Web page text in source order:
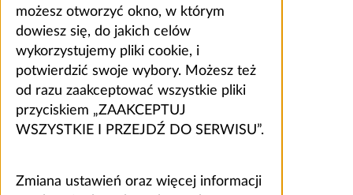
możesz otworzyć okno, w którym
dowiesz się, do jakich celów
wykorzystujemy pliki cookie, i
potwierdzić swoje wybory. Możesz też
od razu zaakceptować wszystkie pliki
przyciskiem „ZAAKCEPTUJ
WSZYSTKIE I PRZEJDŹ DO SERWISU”.
Zmiana ustawień oraz więcej informacji